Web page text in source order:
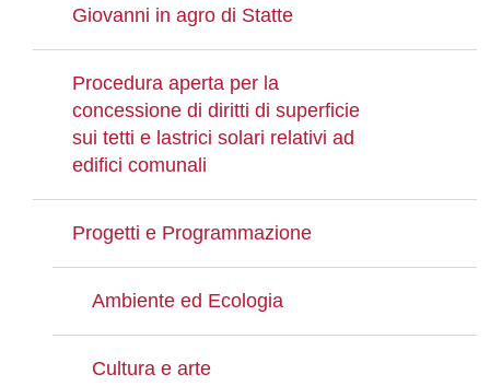
Giovanni in agro di Statte
Procedura aperta per la
concessione di diritti di superficie
sui tetti e lastrici solari relativi ad
edifici comunali
Progetti e Programmazione
Ambiente ed Ecologia
Cultura e arte